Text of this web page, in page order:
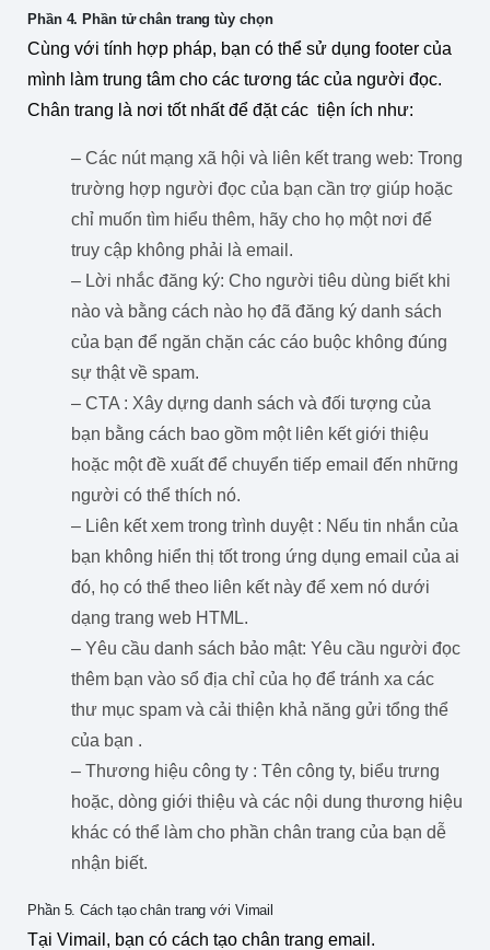
Phần 4. Phần tử chân trang tùy chọn
Cùng với tính hợp pháp, bạn có thể sử dụng footer của
mình làm trung tâm cho các tương tác của người đọc.
Chân trang là nơi tốt nhất để đặt các tiện ích như:
– Các nút mạng xã hội và liên kết trang web: Trong
trường hợp người đọc của bạn cần trợ giúp hoặc
chỉ muốn tìm hiểu thêm, hãy cho họ một nơi để
truy cập không phải là email.
– Lời nhắc đăng ký: Cho người tiêu dùng biết khi
nào và bằng cách nào họ đã đăng ký danh sách
của bạn để ngăn chặn các cáo buộc không đúng
sự thật về spam.
– CTA : Xây dựng danh sách và đối tượng của
bạn bằng cách bao gồm một liên kết giới thiệu
hoặc một đề xuất để chuyển tiếp email đến những
người có thể thích nó.
– Liên kết xem trong trình duyệt : Nếu tin nhắn của
bạn không hiển thị tốt trong ứng dụng email của ai
đó, họ có thể theo liên kết này để xem nó dưới
dạng trang web HTML.
– Yêu cầu danh sách bảo mật: Yêu cầu người đọc
thêm bạn vào sổ địa chỉ của họ để tránh xa các
thư mục spam và cải thiện khả năng gửi tổng thể
của bạn .
– Thương hiệu công ty : Tên công ty, biểu trưng
hoặc, dòng giới thiệu và các nội dung thương hiệu
khác có thể làm cho phần chân trang của bạn dễ
nhận biết.
Phần 5. Cách tạo chân trang với Vimail
Tại Vimail, bạn có cách tạo chân trang email.